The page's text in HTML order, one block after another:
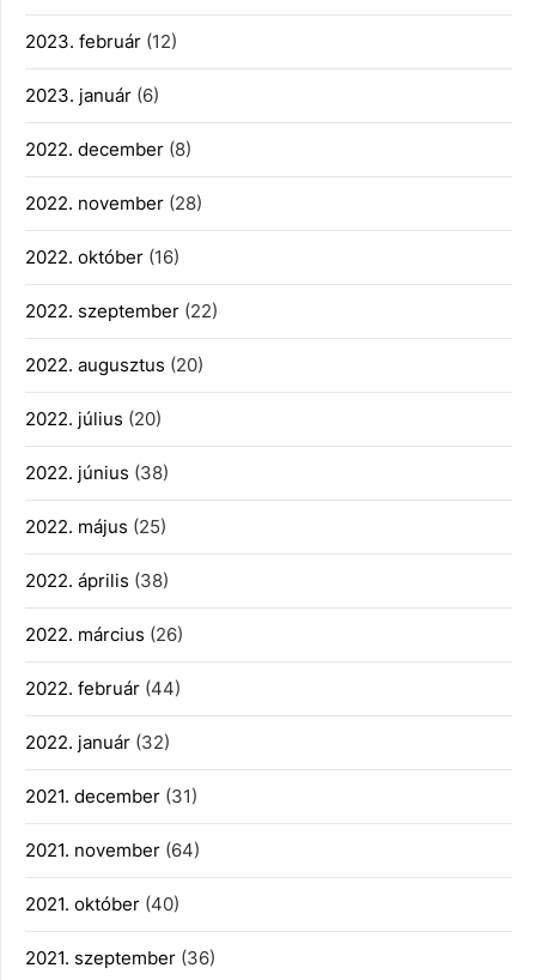
2023. február (12)
2023. január (6)
2022. december (8)
2022. november (28)
2022. október (16)
2022. szeptember (22)
2022. augusztus (20)
2022. július (20)
2022. június (38)
2022. május (25)
2022. április (38)
2022. március (26)
2022. február (44)
2022. január (32)
2021. december (31)
2021. november (64)
2021. október (40)
2021. szeptember (36)